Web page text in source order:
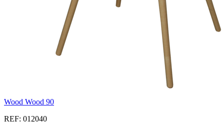
Wood Wood 90
REF: 012040